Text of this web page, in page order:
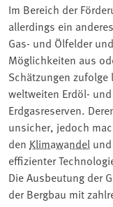
Im Bereich der
allerdings ein
Gas- und Ölfelder
Möglichkeiten aus
Schätzungen
weltweiten Erdöl-
Erdgasreserven.
unsicher, jedoch
den Klimawandel
effizienter
Die Ausbeutung der
der Bergbau mit